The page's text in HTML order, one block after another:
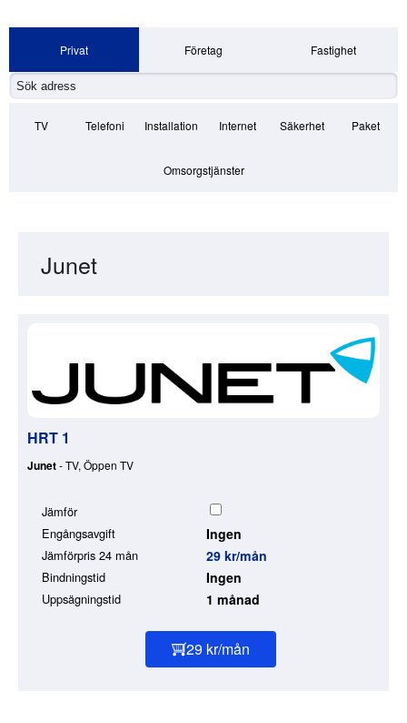
Privat Företag Fastighet
TV Telefoni Installation Internet Säkerhet Paket
Omsorgstjänster
Junet
HRT 1
Junet- TV, Öppen TV
Jämför
Engångsavgift
Ingen
Jämförpris 24 mån 29 kr/mån
Bindningstid Ingen
Uppsägningstid 1 månad
29 kr/mån